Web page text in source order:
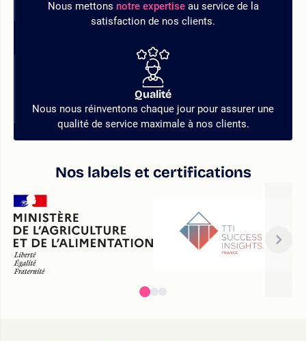
Nous mettons notre expertiseau service de la
satisfaction de nos clients.
Qualité
Nous nous réinventons chaque jour pour assurer une
qualité de service maximale à nos clients.
Nos labels et certifications